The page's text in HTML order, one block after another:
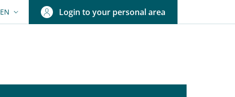
LANGUAGE SWITCHER: CURRENT LANGUAGE
EN Login to your personal area